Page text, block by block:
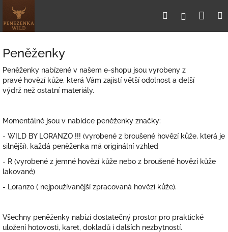
obsah
HledatPřihlášení
Peněženky
Peněženky nabízené v našem e-shopu jsou vyrobeny z
pravé hovězí kůže, která Vám zajistí větší odolnost a delší
výdrž než ostatní materiály.
Momentálně jsou v nabídce peněženky značky:
- WILD BY LORANZO !!! (vyrobené z broušené hovězí kůže, která je
silnější), každá peněženka má originální vzhled
- R (vyrobené z jemné hovězí kůže nebo z broušené hovězí kůže
lakované)
- Loranzo ( nejpoužívanější zpracovaná hovězí kůže).
Všechny peněženky nabízí dostatečný prostor pro praktické
uložení hotovosti, karet, dokladů i dalších nezbytností.